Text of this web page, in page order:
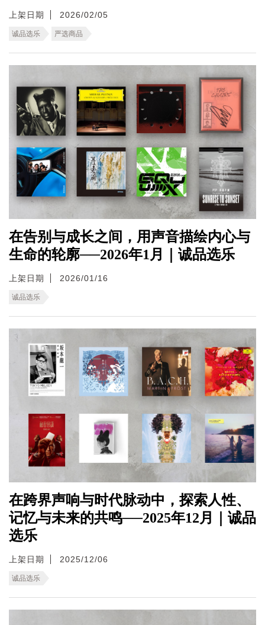
上架日期 2026/02/05
诚品选乐 严选商品
在告别与成长之间，用声音描绘内心与
生命的轮廓──2026年1月｜诚品选乐
上架日期 2026/01/16
诚品选乐
在跨界声响与时代脉动中，探索人性、
记忆与未来的共鸣──2025年12月｜诚品
选乐
上架日期 2025/12/06
诚品选乐